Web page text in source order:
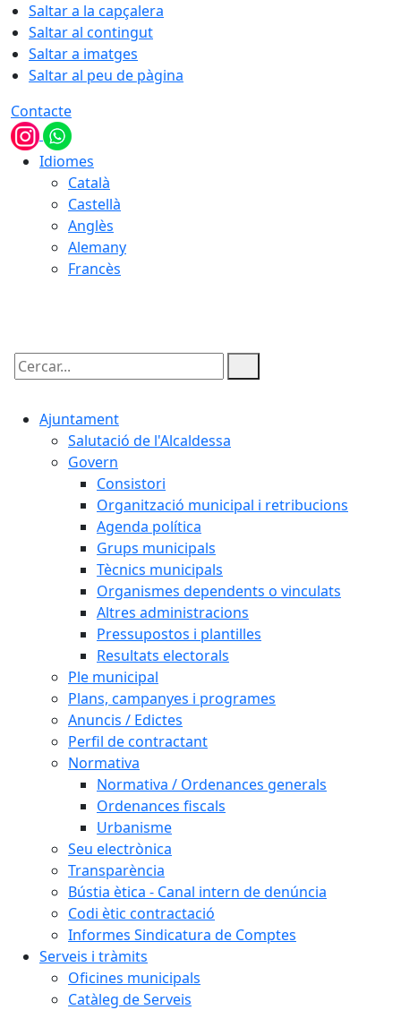
Saltar a la capçalera
Saltar al contingut
Saltar a imatges
Saltar al peu de pàgina
Contacte
Idiomes
Català
Castellà
Anglès
Alemany
Francès
Cercar:
Ajuntament
Salutació de l'Alcaldessa
Govern
Consistori
Organització municipal i retribucions
Agenda política
Grups municipals
Tècnics municipals
Organismes dependents o vinculats
Altres administracions
Pressupostos i plantilles
Resultats electorals
Ple municipal
Plans, campanyes i programes
Anuncis / Edictes
Perfil de contractant
Normativa
Normativa / Ordenances generals
Ordenances fiscals
Urbanisme
Seu electrònica
Transparència
Bústia ètica - Canal intern de denúncia
Codi ètic contractació
Informes Sindicatura de Comptes
Serveis i tràmits
Oficines municipals
Catàleg de Serveis